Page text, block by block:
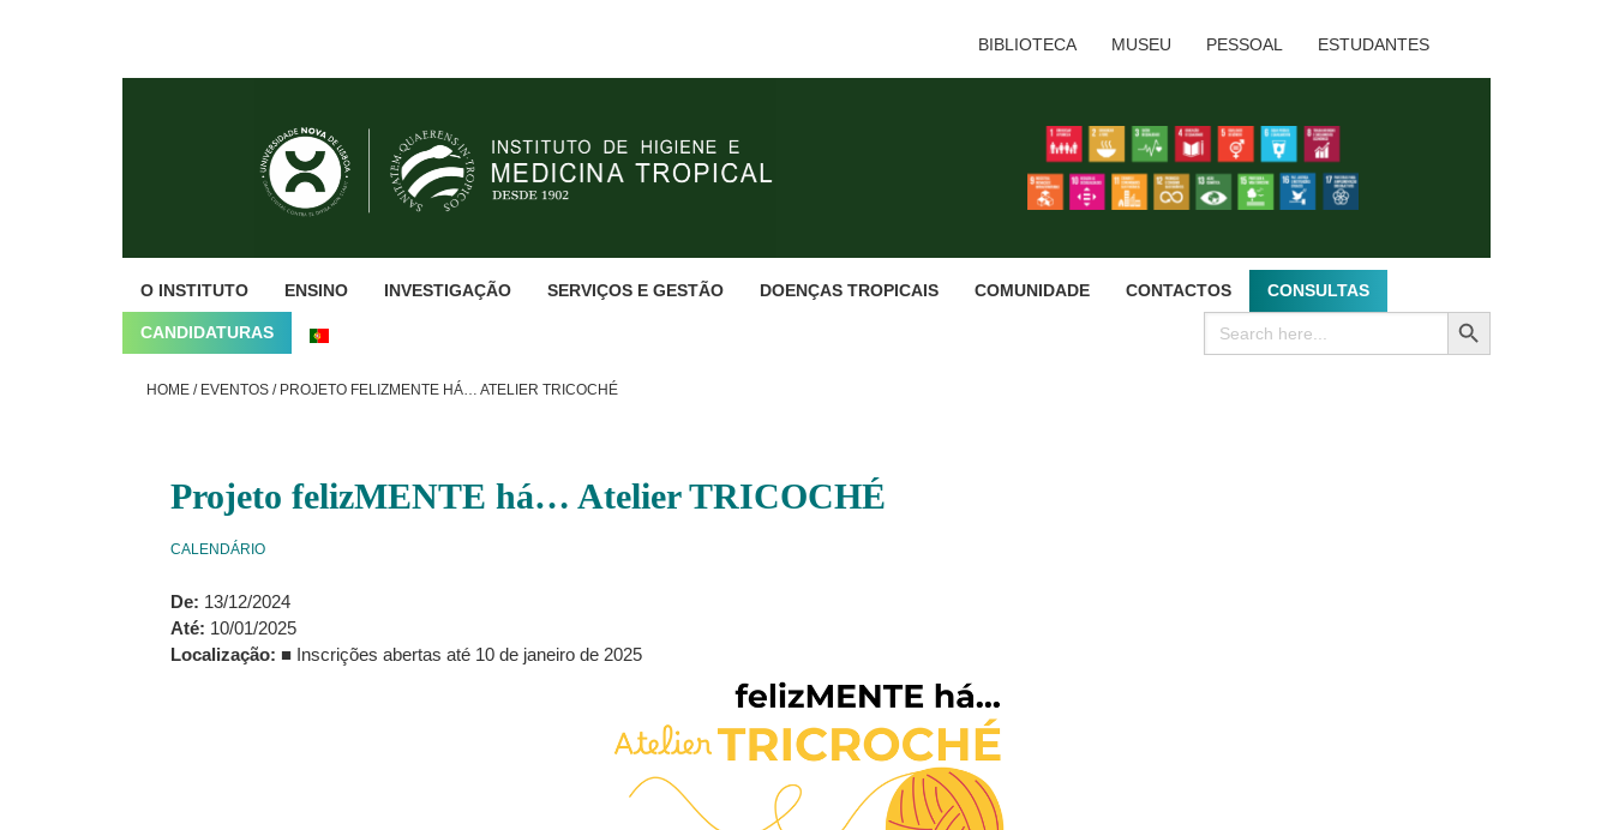
BIBLIOTECA MUSEU PESSOAL ESTUDANTES
O INSTITUTO ENSINO INVESTIGAÇÃO SERVIÇOS E GESTÃO DOENÇAS TROPICAIS COMUNIDADE CONTACTOS CONSULTAS
CANDIDATURAS
Search
for:
SEARCH BUTTON
HOME / EVENTOS /PROJETO FELIZMENTE HÁ… ATELIER TRICOCHÉ
Projeto felizMENTE há… Atelier TRICOCHÉ
CALENDÁRIO
De: 13/12/2024
Até: 10/01/2025
Localização: ■ Inscrições abertas até 10 de janeiro de 2025